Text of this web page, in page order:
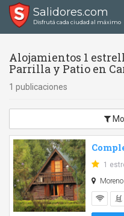
Salidores.com
Disfrutá cada ciudad al máximo
Alojamientos 1
Parrilla y Patio en
1 publicaciones
1